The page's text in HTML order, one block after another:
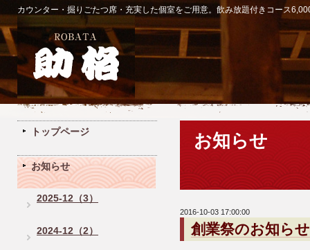
カウンター・掘りごたつ席・充実した個室をご用意。飲み放題付きコース
お知らせ
2016-10-03 17:00:00
創業祭のお知ら
トップページ
お知らせ
2025-12（3）
2024-12（2）